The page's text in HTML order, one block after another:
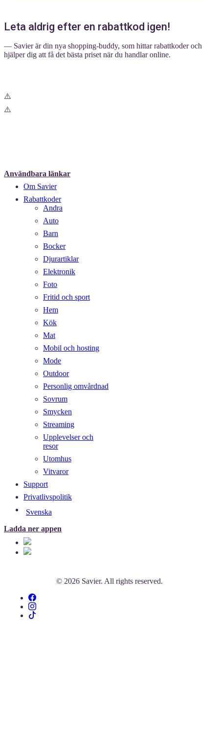
Leta aldrig efter en rabattkod igen!
— Savier är din nya shopping-buddy, som hittar rabattkoder och
hjälper dig att få det bästa priset när du handlar online.
Användbara länkar
Om Savier
Rabattkoder
Andra
Auto
Barn
Bocker
Djurartiklar
Elektronik
Foto
Fritid och sport
Hem
Kök
Mat
Mobil och hosting
Mode
Outdoor
Personlig omvårdnad
Sovrum
Smycken
Streaming
Upplevelser och
resor
Utomhus
Vitvaror
Support
Privatlivspolitik
Svenska
Ladda ner appen
© 2026 Savier. All rights reserved.